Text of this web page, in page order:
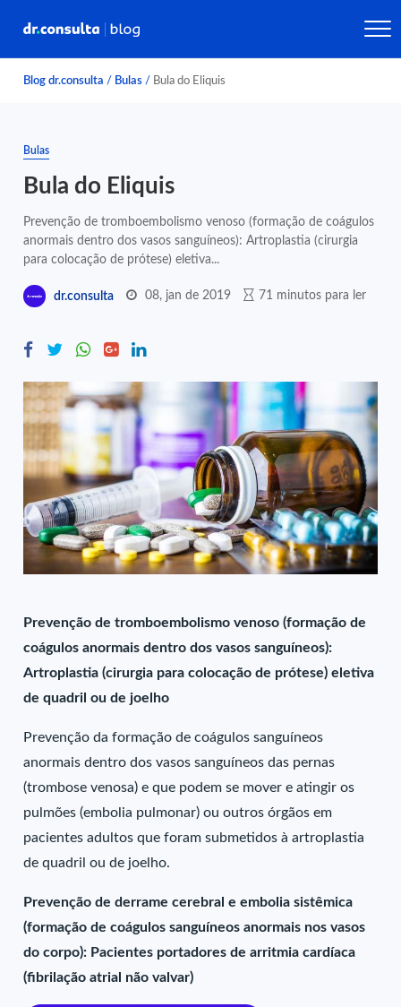
Blog dr.consulta / Bulas / Bula do Eliquis
Bulas
Bula do Eliquis
Prevenção de tromboembolismo venoso (formação de coágulos
anormais dentro dos vasos sanguíneos): Artroplastia (cirurgia
para colocação de prótese) eletiva...
dr.consulta 08, jan de 2019 71 minutos para ler
Prevenção de tromboembolismo venoso (formação de
coágulos anormais dentro dos vasos sanguíneos):
Artroplastia (cirurgia para colocação de prótese) eletiva
de quadril ou de joelho
Prevenção da formação de coágulos sanguíneos
anormais dentro dos vasos sanguíneos das pernas
(trombose venosa) e que podem se mover e atingir os
pulmões (embolia pulmonar) ou outros órgãos em
pacientes adultos que foram submetidos à artroplastia
de quadril ou de joelho.
Prevenção de derrame cerebral e embolia sistêmica
(formação de coágulos sanguíneos anormais nos vasos
do corpo): Pacientes portadores de arritmia cardíaca
(fibrilação atrial não valvar)